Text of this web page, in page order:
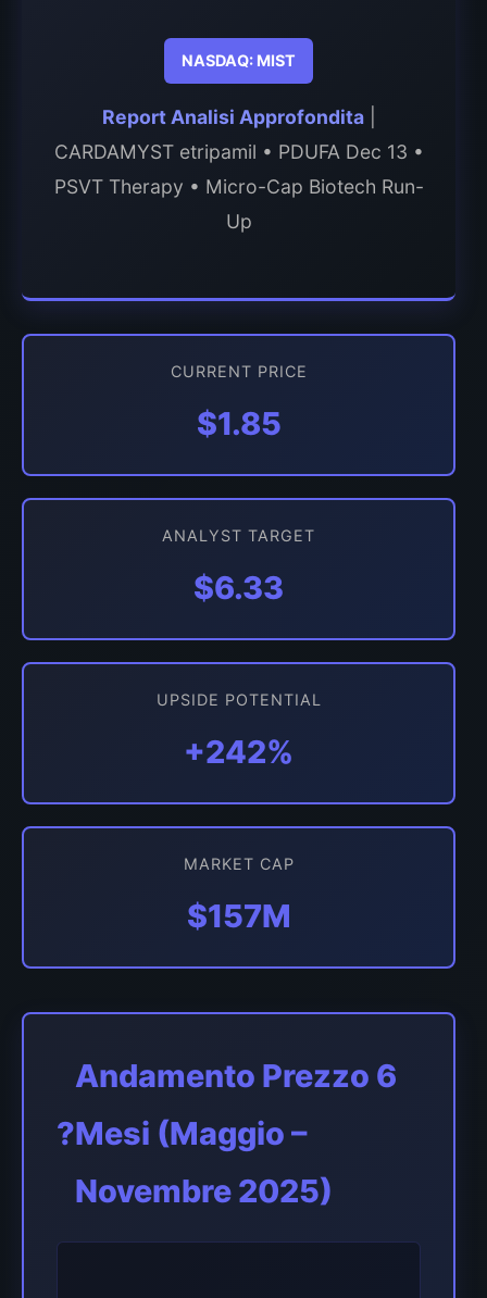
NASDAQ: MIST
Report Analisi Approfondita|
CARDAMYST etripamil • PDUFA Dec 13 •
PSVT Therapy • Micro-Cap Biotech Run-
Up
CURRENT PRICE
$1.85
ANALYST TARGET
$6.33
UPSIDE POTENTIAL
+242%
MARKET CAP
$157M
?
Andamento Prezzo 6
Mesi (Maggio –
Novembre 2025)